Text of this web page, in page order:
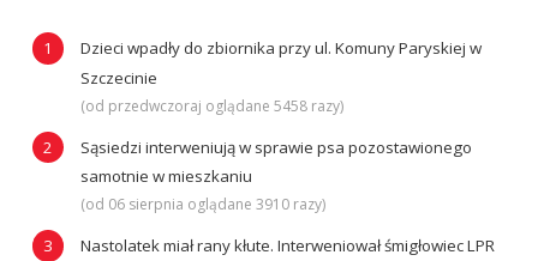
Dzieci wpadły do zbiornika przy ul. Komuny Paryskiej w
Szczecinie
(od przedwczoraj oglądane 5458 razy)
Sąsiedzi interweniują w sprawie psa pozostawionego
samotnie w mieszkaniu
(od 06 sierpnia oglądane 3910 razy)
Nastolatek miał rany kłute. Interweniował śmigłowiec LPR